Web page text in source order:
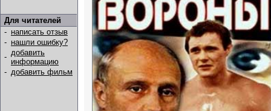
Для читателей
- написать отзыв
- нашли ошибку?
- добавить
информацию
- добавить фильм